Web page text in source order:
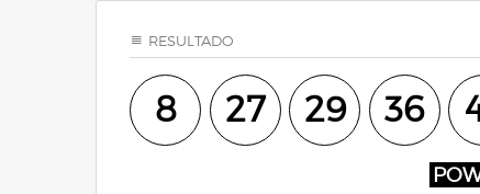
RESULTADO
8 27 29 36